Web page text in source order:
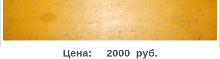
Цена: 2000 руб.